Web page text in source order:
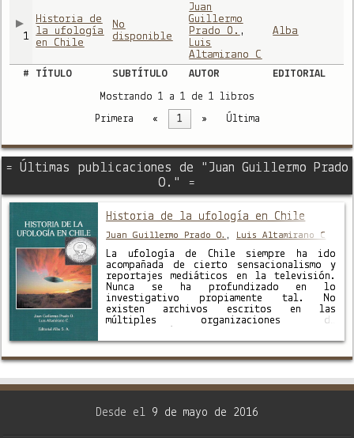
1
Historia de
la ufología
en Chile
No
disponible
Juan
Guillermo
Prado O. ,
Luis
Altamirano C
Alba
# TÍTULO SUBTÍTULO AUTOR
EDITORIAL
Mostrando 1 a 1 de 1 libros
Primera « 1 » Última
= Últimas publicaciones de "Juan Guillermo Prado
O." =
Historia de la ufología en Chile
Juan Guillermo Prado O. , Luis Altamirano C
La ufología de Chile siempre ha ido
acompañada de cierto sensacionalismo y
reportajes mediáticos en la televisión.
Nunca se ha profundizado en lo
investigativo propiamente tal. No
existen archivos escritos en las
múltiples organizaciones de
tema durante los últimos 45 años, salvo
excepciones que salvan la regla se
libran …
Desde el 9 de mayo de 2016